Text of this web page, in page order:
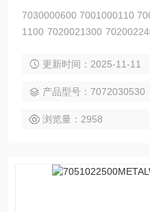
7030000600 7001000110
1100 7020021300
100 更新时间：2025-11-11
产品型号：7072030530
浏览量：2958